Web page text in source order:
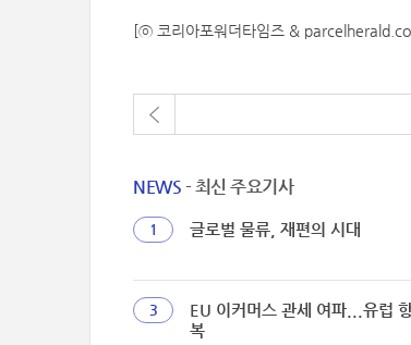
[ⓒ 코리아포워더타임즈 &
NEWS - 최신 주요기사
1 글로벌 물류, 재편의 시대
3
EU 이커머스 관세 여파...유럽
복